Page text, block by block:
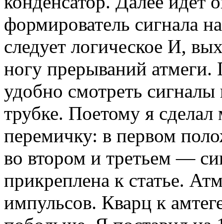
формирователь сигнала
следует логическое И,
ногу прерываний
удобно смотреть
трубке. Поетому я
перемичку: в первом
во втором и третьем —
прикреплена к статье.
импульсов. Кварц к